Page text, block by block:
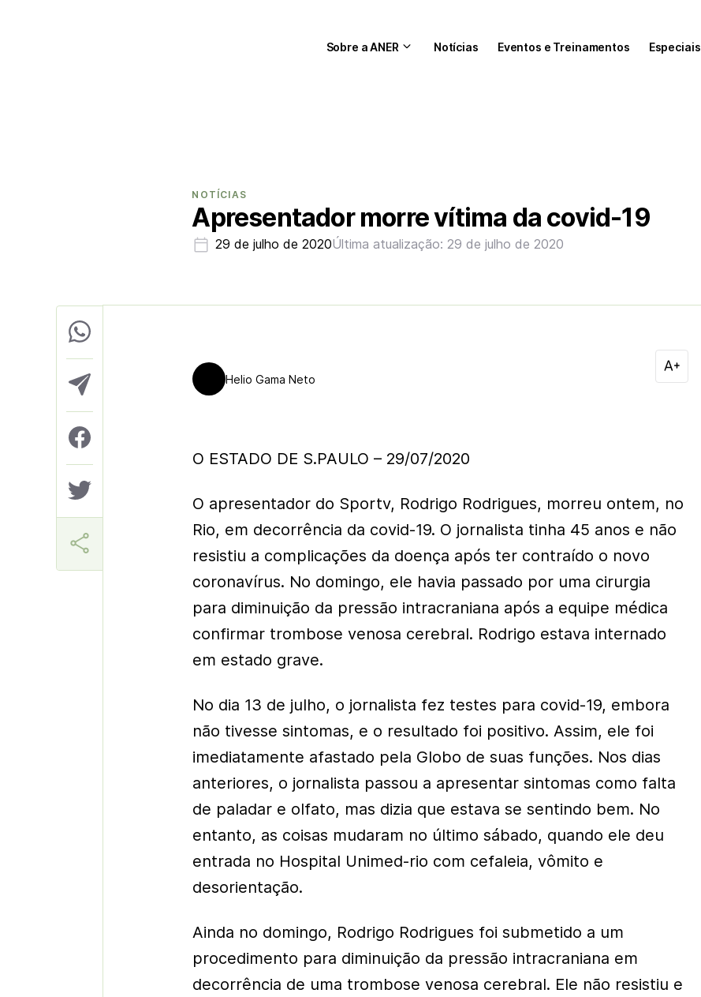
Sobre a ANER Notícias Eventos e Treinamentos Especiais
NOTÍCIAS
Apresentador morre vítima da covid-19
29 de julho de 2020Última atualização: 29 de julho de 2020
Helio Gama Neto
O ESTADO DE S.PAULO – 29/07/2020
O apresentador do Sportv, Rodrigo Rodrigues, morreu ontem, no
Rio, em decorrência da covid-19. O jornalista tinha 45 anos e não
resistiu a complicações da doença após ter contraído o novo
coronavírus. No domingo, ele havia passado por uma cirurgia
para diminuição da pressão intracraniana após a equipe médica
confirmar trombose venosa cerebral. Rodrigo estava internado
em estado grave.
No dia 13 de julho, o jornalista fez testes para covid-19, embora
não tivesse sintomas, e o resultado foi positivo. Assim, ele foi
imediatamente afastado pela Globo de suas funções. Nos dias
anteriores, o jornalista passou a apresentar sintomas como falta
de paladar e olfato, mas dizia que estava se sentindo bem. No
entanto, as coisas mudaram no último sábado, quando ele deu
entrada no Hospital Unimed-rio com cefaleia, vômito e
desorientação.
Ainda no domingo, Rodrigo Rodrigues foi submetido a um
procedimento para diminuição da pressão intracraniana em
decorrência de uma trombose venosa cerebral. Ele não resistiu e